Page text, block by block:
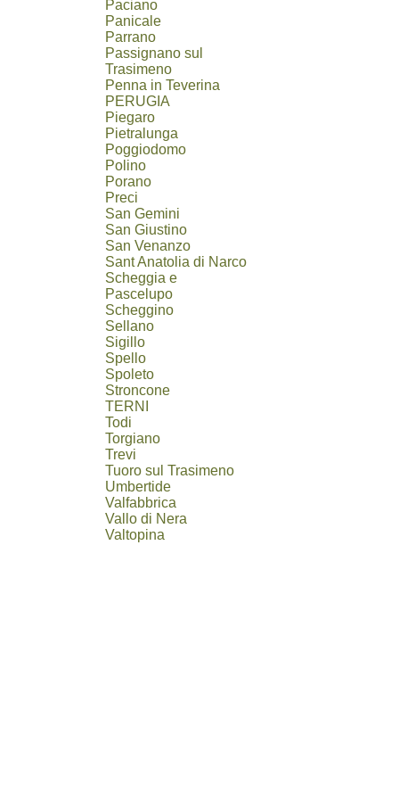
Paciano
Panicale
Parrano
Passignano sul
Trasimeno
Penna in Teverina
PERUGIA
Piegaro
Pietralunga
Poggiodomo
Polino
Porano
Preci
San Gemini
San Giustino
San Venanzo
Sant Anatolia di Narco
Scheggia e
Pascelupo
Scheggino
Sellano
Sigillo
Spello
Spoleto
Stroncone
TERNI
Todi
Torgiano
Trevi
Tuoro sul Trasimeno
Umbertide
Valfabbrica
Vallo di Nera
Valtopina